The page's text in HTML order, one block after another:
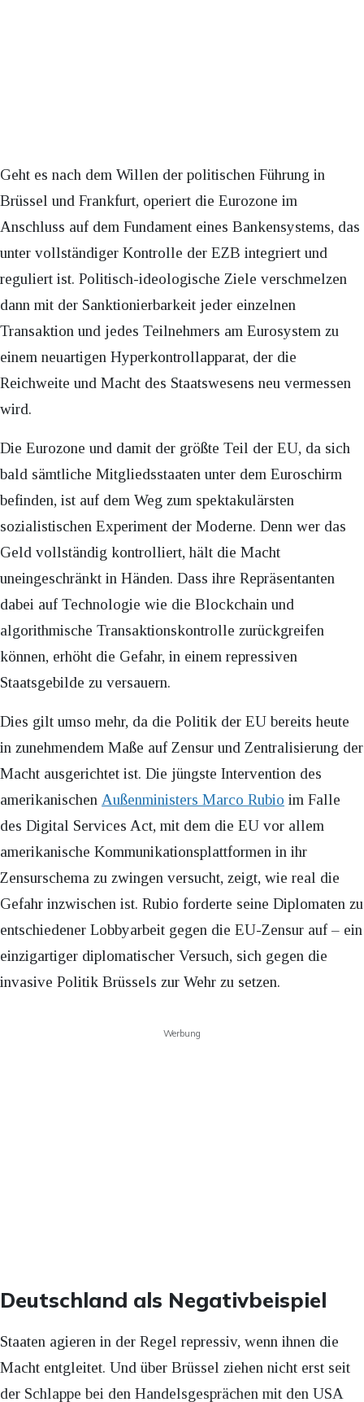
Geht es nach dem Willen der politischen Führung in
Brüssel und Frankfurt, operiert die Eurozone im
Anschluss auf dem Fundament eines Bankensystems, das
unter vollständiger Kontrolle der EZB integriert und
reguliert ist. Politisch-ideologische Ziele verschmelzen
dann mit der Sanktionierbarkeit jeder einzelnen
Transaktion und jedes Teilnehmers am Eurosystem zu
einem neuartigen Hyperkontrollapparat, der die
Reichweite und Macht des Staatswesens neu vermessen
wird.
Die Eurozone und damit der größte Teil der EU, da sich
bald sämtliche Mitgliedsstaaten unter dem Euroschirm
befinden, ist auf dem Weg zum spektakulärsten
sozialistischen Experiment der Moderne. Denn wer das
Geld vollständig kontrolliert, hält die Macht
uneingeschränkt in Händen. Dass ihre Repräsentanten
dabei auf Technologie wie die Blockchain und
algorithmische Transaktionskontrolle zurückgreifen
können, erhöht die Gefahr, in einem repressiven
Staatsgebilde zu versauern.
Dies gilt umso mehr, da die Politik der EU bereits heute
in zunehmendem Maße auf Zensur und Zentralisierung der
Macht ausgerichtet ist. Die jüngste Intervention des
amerikanischen Außenministers Marco Rubio im Falle
des Digital Services Act, mit dem die EU vor allem
amerikanische Kommunikationsplattformen in ihr
Zensurschema zu zwingen versucht, zeigt, wie real die
Gefahr inzwischen ist. Rubio forderte seine Diplomaten zu
entschiedener Lobbyarbeit gegen die EU-Zensur auf – ein
einzigartiger diplomatischer Versuch, sich gegen die
invasive Politik Brüssels zur Wehr zu setzen.
Werbung
Deutschland als Negativbeispiel
Staaten agieren in der Regel repressiv, wenn ihnen die
Macht entgleitet. Und über Brüssel ziehen nicht erst seit
der Schlappe bei den Handelsgesprächen mit den USA